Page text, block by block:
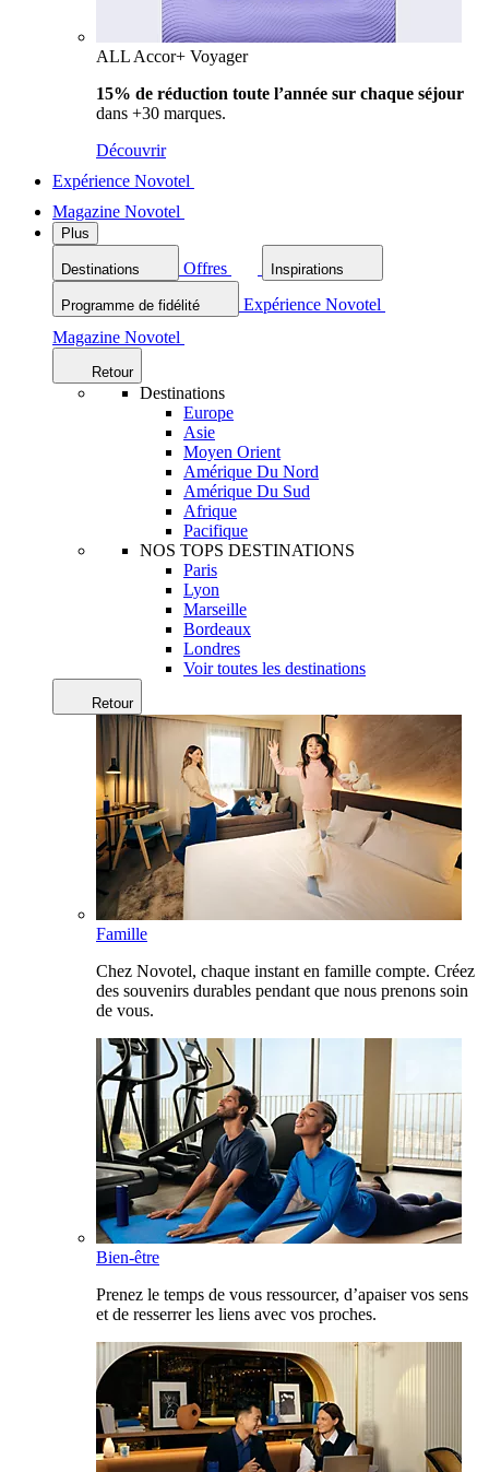
ALL Accor+ Voyager
15% de réduction toute l’année sur chaque séjour
dans +30 marques.
Découvrir
Expérience Novotel
Magazine Novotel
Plus
Destinations Offres Inspirations
Programme de fidélité
Expérience Novotel
Magazine Novotel
Retour
Destinations
Europe
Asie
Moyen Orient
Amérique Du Nord
Amérique Du Sud
Afrique
Pacifique
NOS TOPS DESTINATIONS
Paris
Lyon
Marseille
Bordeaux
Londres
Voir toutes les destinations
Retour
Famille
Chez Novotel, chaque instant en famille compte. Créez
des souvenirs durables pendant que nous prenons soin
de vous.
Bien-être
Prenez le temps de vous ressourcer, d’apaiser vos sens
et de resserrer les liens avec vos proches.